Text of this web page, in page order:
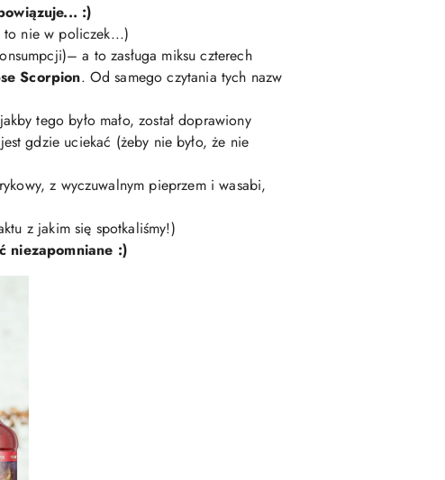
:)
to nie w policzek...)
– a to zasługa miksu czterech
Scorpion. Od samego czytania tych nazw
tego było mało, został doprawiony
gdzie uciekać (żeby nie było, że nie
z wyczuwalnym pieprzem i wasabi,
z jakim się spotkaliśmy!)
niezapomniane :)